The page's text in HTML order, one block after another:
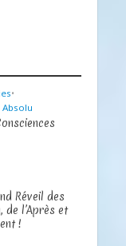
•
Absolu
Réveil des
de l’Après et
!